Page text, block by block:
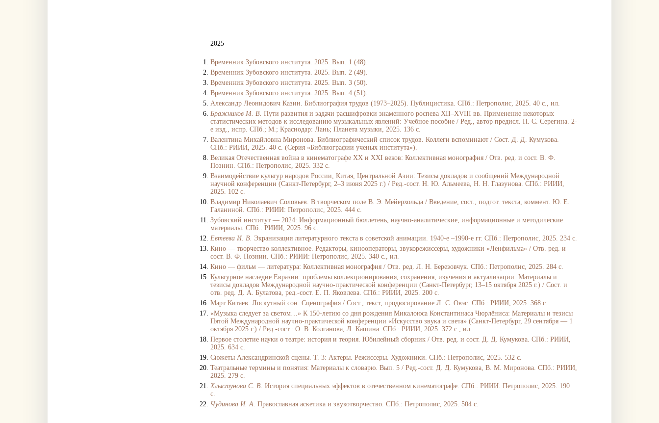
2025
Временник Зубовского института. 2025. Вып. 1 (48).
Временник Зубовского института. 2025. Вып. 2 (49).
Временник Зубовского института. 2025. Вып. 3 (50).
Временник Зубовского института. 2025. Вып. 4 (51).
Александр Леонидович Казин. Библиография трудов (1973–2025). Публицистика. СПб.: Петрополис, 2025. 40 с., ил.
Бражников М. В. Пути развития и задачи расшифровки знаменного роспева XII–XVIII вв. Применение некоторых
статистических методов к исследованию музыкальных явлений: Учебное пособие / Ред., автор предисл. Н. С. Серегина. 2-
е изд., испр. СПб.; М.; Краснодар: Лань; Планета музыки, 2025. 136 с.
Валентина Михайловна Миронова. Библиографический список трудов. Коллеги вспоминают / Сост. Д. Д. Кумукова.
СПб.: РИИИ, 2025. 40 с. (Серия «Библиографии ученых института»).
Великая Отечественная война в кинематографе XX и XXI веков: Коллективная монография / Отв. ред. и сост. В. Ф.
Познин. СПб.: Петрополис, 2025. 332 с.
Взаимодействие культур народов России, Китая, Центральной Азии: Тезисы докладов и сообщений Международной
научной конференции (Санкт-Петербург, 2–3 июня 2025 г.) / Ред.-сост. Н. Ю. Альмеева, Н. Н. Глазунова. СПб.: РИИИ,
2025. 102 с.
Владимир Николаевич Соловьев. В творческом поле В. Э. Мейерхольда / Введение, сост., подгот. текста, коммент. Ю. Е.
Галаниной. СПб.: РИИИ: Петрополис, 2025. 444 с.
Зубовский институт — 2024: Информационный бюллетень, научно-аналитические, информационные и методические
материалы. СПб.: РИИИ, 2025. 96 с.
Евтеева И. В.Экранизация литературного текста в советской анимации. 1940-е –1990-е гг. СПб.: Петрополис, 2025. 234 с.
Кино — творчество коллективное. Редакторы, кинооператоры, звукорежиссеры, художники «Ленфильма» / Отв. ред. и
сост. В. Ф. Познин. СПб.: РИИИ: Петрополис, 2025. 340 с., ил.
Кино — фильм — литература: Коллективная монография / Отв. ред. Л. Н. Березовчук. СПб.: Петрополис, 2025. 284 с.
Культурное наследие Евразии: проблемы коллекционирования, сохранения, изучения и актуализации: Материалы и
тезисы докладов Международной научно-практической конференции (Санкт-Петербург, 13–15 октября 2025 г.) / Сост. и
отв. ред. Д. А. Булатова, ред.-сост. Е. П. Яковлева. СПб.: РИИИ, 2025. 200 с.
Март Китаев. Лоскутный сон. Сценография / Сост., текст, продюсирование Л. С. Овэс. СПб.: РИИИ, 2025. 368 с.
«Музыка следует за светом…» К 150-летию со дня рождения Микалоюса Константинаса Чюрлёниса: Материалы и тезисы
Пятой Международной научно-практической конференции «Искусство звука и света» (Санкт-Петербург, 29 сентября — 1
октября 2025 г.) / Ред.-сост.: О. В. Колганова, Л. Кашина. СПб.: РИИИ, 2025. 372 c., ил.
Первое столетие науки о театре: история и теория. Юбилейный сборник / Отв. ред. и сост. Д. Д. Кумукова. СПб.: РИИИ,
2025. 634 с.
Сюжеты Александринской сцены. Т. 3: Актеры. Режиссеры. Художники. СПб.: Петрополис, 2025. 532 с.
Театральные термины и понятия: Материалы к словарю. Вып. 5 / Ред.-сост. Д. Д. Кумукова, В. М. Миронова. СПб.: РИИИ,
2025. 279 с.
Хлыстунова С. В. История специальных эффектов в отечественном кинематографе. СПб.: РИИИ: Петрополис, 2025. 190
с.
Чудинова И. А. Православная аскетика и звукотворчество. СПб.: Петрополис, 2025. 504 с.